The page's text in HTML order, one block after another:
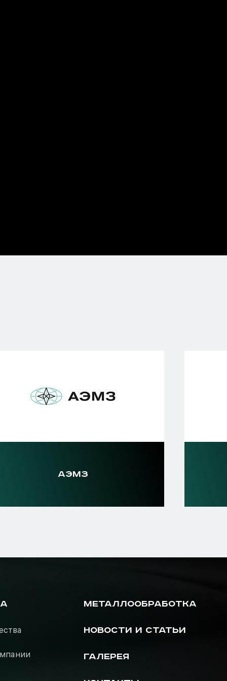
АЭМЗ
МЕТАЛЛООБРАБОТКА
НОВОСТИ И СТАТЬИ
ГАЛЕРЕЯ